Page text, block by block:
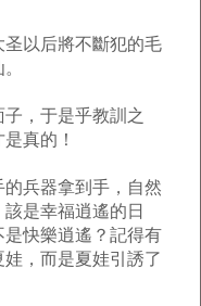
后將不斷犯的毛
于是乎教訓之
真的！
器拿到手，自然
是幸福逍遙的日
快樂逍遙？記得有
，而是夏娃引誘了